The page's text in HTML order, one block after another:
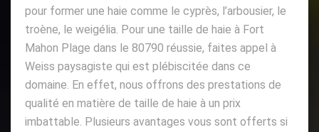
pour former une haie comme le cyprès, l’arbousier, le
troène, le weigélia. Pour une taille de haie à Fort
Mahon Plage dans le 80790 réussie, faites appel à
Weiss paysagiste qui est plébiscitée dans ce
domaine. En effet, nous offrons des prestations de
qualité en matière de taille de haie à un prix
imbattable. Plusieurs avantages vous sont offerts si